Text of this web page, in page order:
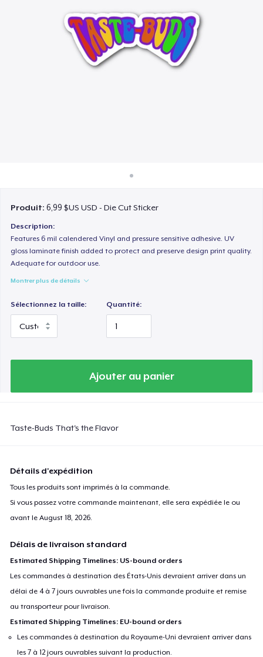
Vendez partout
Vendre n'importe quoi
Produit:6,99 $US USD - Die Cut Sticker
Description:
Features 6 mil calendered Vinyl and pressure sensitive adhesive. UV
gloss laminate finish added to protect and preserve design print quality.
Adequate for outdoor use.
Montrer plus de détails
Sélectionnez la taille: Quantité:
Ajouter au panier
Taste-Buds That's the Flavor
Détails d'expédition
Tous les produits sont imprimés à la commande.
Si vous passez votre commande maintenant, elle sera expédiée le ou
avant leAugust 18, 2026
Délais de livraison standard
Estimated Shipping Timelines: US-bound orders
Les commandes à destination des États-Unis devraient arriver dans un
délai de 4 à 7 jours ouvrables une fois la commande produite et remise
au transporteur pour livraison.
Estimated Shipping Timelines: EU-bound orders
Les commandes à destination du Royaume-Uni devraient arriver dans
les 7 à 12 jours ouvrables suivant la production.